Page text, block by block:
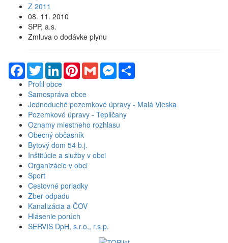
Z 2011
08. 11. 2010
SPP, a.s.
Zmluva o dodávke plynu
Facebook
TwitterLinkedInPinterestGmail Messenger
Profil obce
Samospráva obce
Jednoduché pozemkové úpravy - Malá Vieska
Pozemkové úpravy - Tepličany
Oznamy miestneho rozhlasu
Obecný občasník
Bytový dom 54 b.j.
Inštitúcie a služby v obci
Organizácie v obci
Šport
Cestovné poriadky
Zber odpadu
Kanalizácia a ČOV
Hlásenie porúch
SERVIS DpH, s.r.o., r.s.p.